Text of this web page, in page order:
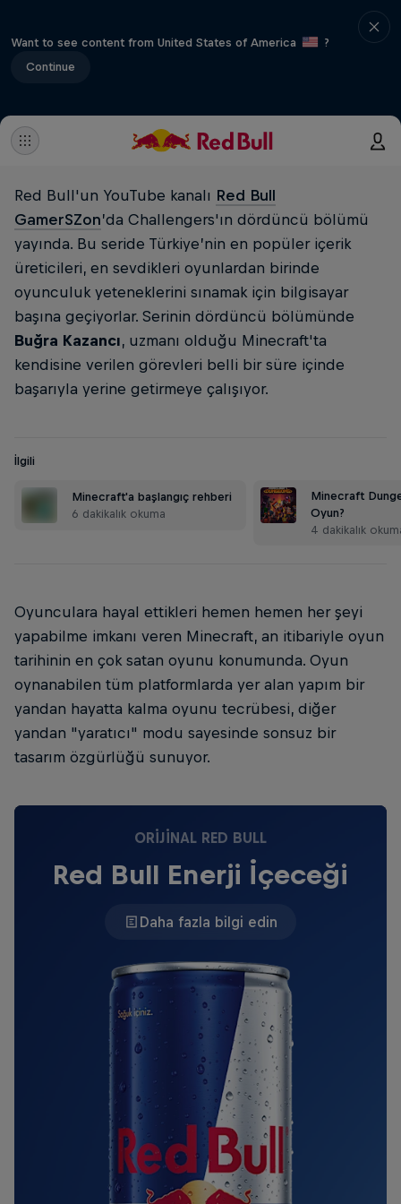
Want to see content from United States of America
?
Continue
Red Bull'un YouTube kanalı Red Bull
GamerSZon’da Challengers'ın dördüncü bölümü
yayında. Bu seride Türkiye’nin en popüler içerik
üreticileri, en sevdikleri oyunlardan birinde
oyunculuk yeteneklerini sınamak için bilgisayar
başına geçiyorlar. Serinin dördüncü bölümünde
Buğra Kazancı, uzmanı olduğu Minecraft'ta
kendisine verilen görevleri belli bir süre içinde
başarıyla yerine getirmeye çalışıyor.
İlgili
Minecraft'a başlangıç rehberi
6 dakikalık okuma
Minecraft
Oyun?
4 dakikalık
Oyunculara hayal ettikleri hemen hemen her şeyi
yapabilme imkanı veren Minecraft, an itibariyle oyun
tarihinin en çok satan oyunu konumunda. Oyun
oynanabilen tüm platformlarda yer alan yapım bir
yandan hayatta kalma oyunu tecrübesi, diğer
yandan "yaratıcı" modu sayesinde sonsuz bir
tasarım özgürlüğü sunuyor.
ORIJINAL RED BULL
Red Bull Enerji İçeceği
Daha fazla bilgi edin